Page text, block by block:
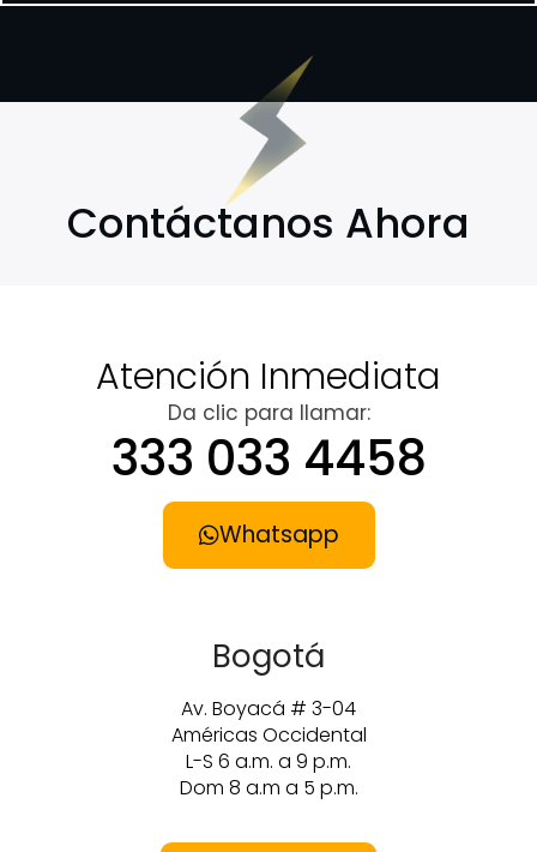
Contáctanos Ahora
Atención Inmediata
Da clic para llamar:
333 033 4458
Whatsapp
Bogotá
Av. Boyacá # 3-04
Américas Occidental
L-S 6 a.m. a 9 p.m.
Dom 8 a.m a 5 p.m.